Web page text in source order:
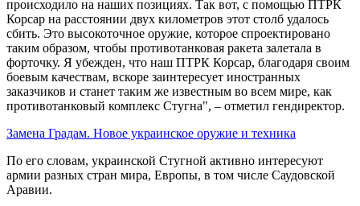
происходило на наших позициях. Так вот, с помощью ПТРК
Корсар на расстоянии двух километров этот столб удалось
сбить. Это высокоточное оружие, которое спроектировано
таким образом, чтобы противотанковая ракета залетала в
форточку. Я убежден, что наш ПТРК Корсар, благодаря своим
боевым качествам, вскоре заинтересует иностранных
заказчиков и станет таким же известным во всем мире, как
противотанковый комплекс Стугна", – отметил гендиректор.
Замена Градам. Новое украинское оружие и техника
По его словам, украинской Стугной активно интересуют
армии разных стран мира, Европы, в том числе Саудовской
Аравии.